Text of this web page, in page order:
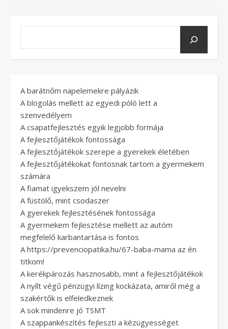
A barátnőm napelemekre pályázik
A blogolás mellett az egyedi póló lett a
szenvedélyem
A csapatfejlesztés egyik legjobb formája
A fejlesztőjátékok fontossága
A fejlesztőjátékok szerepe a gyerekek életében
A fejlesztőjátékokat fontosnak tartom a gyermekem
számára
A fiamat igyekszem jól nevelni
A füstölő, mint csodaszer
A gyerekek fejlesztésének fontossága
A gyermekem fejlesztése mellett az autóm
megfelelő karbantartása is fontos
A https://prevenciopatika.hu/67-baba-mama az én
titkom!
A kerékpározás hasznosabb, mint a fejlesztőjátékok
A nyílt végű pénzügyi lízing kockázata, amiről még a
szakértők is elfeledkeznek
A sok mindenre jó TSMT
A szappankészítés fejleszti a kézügyességet